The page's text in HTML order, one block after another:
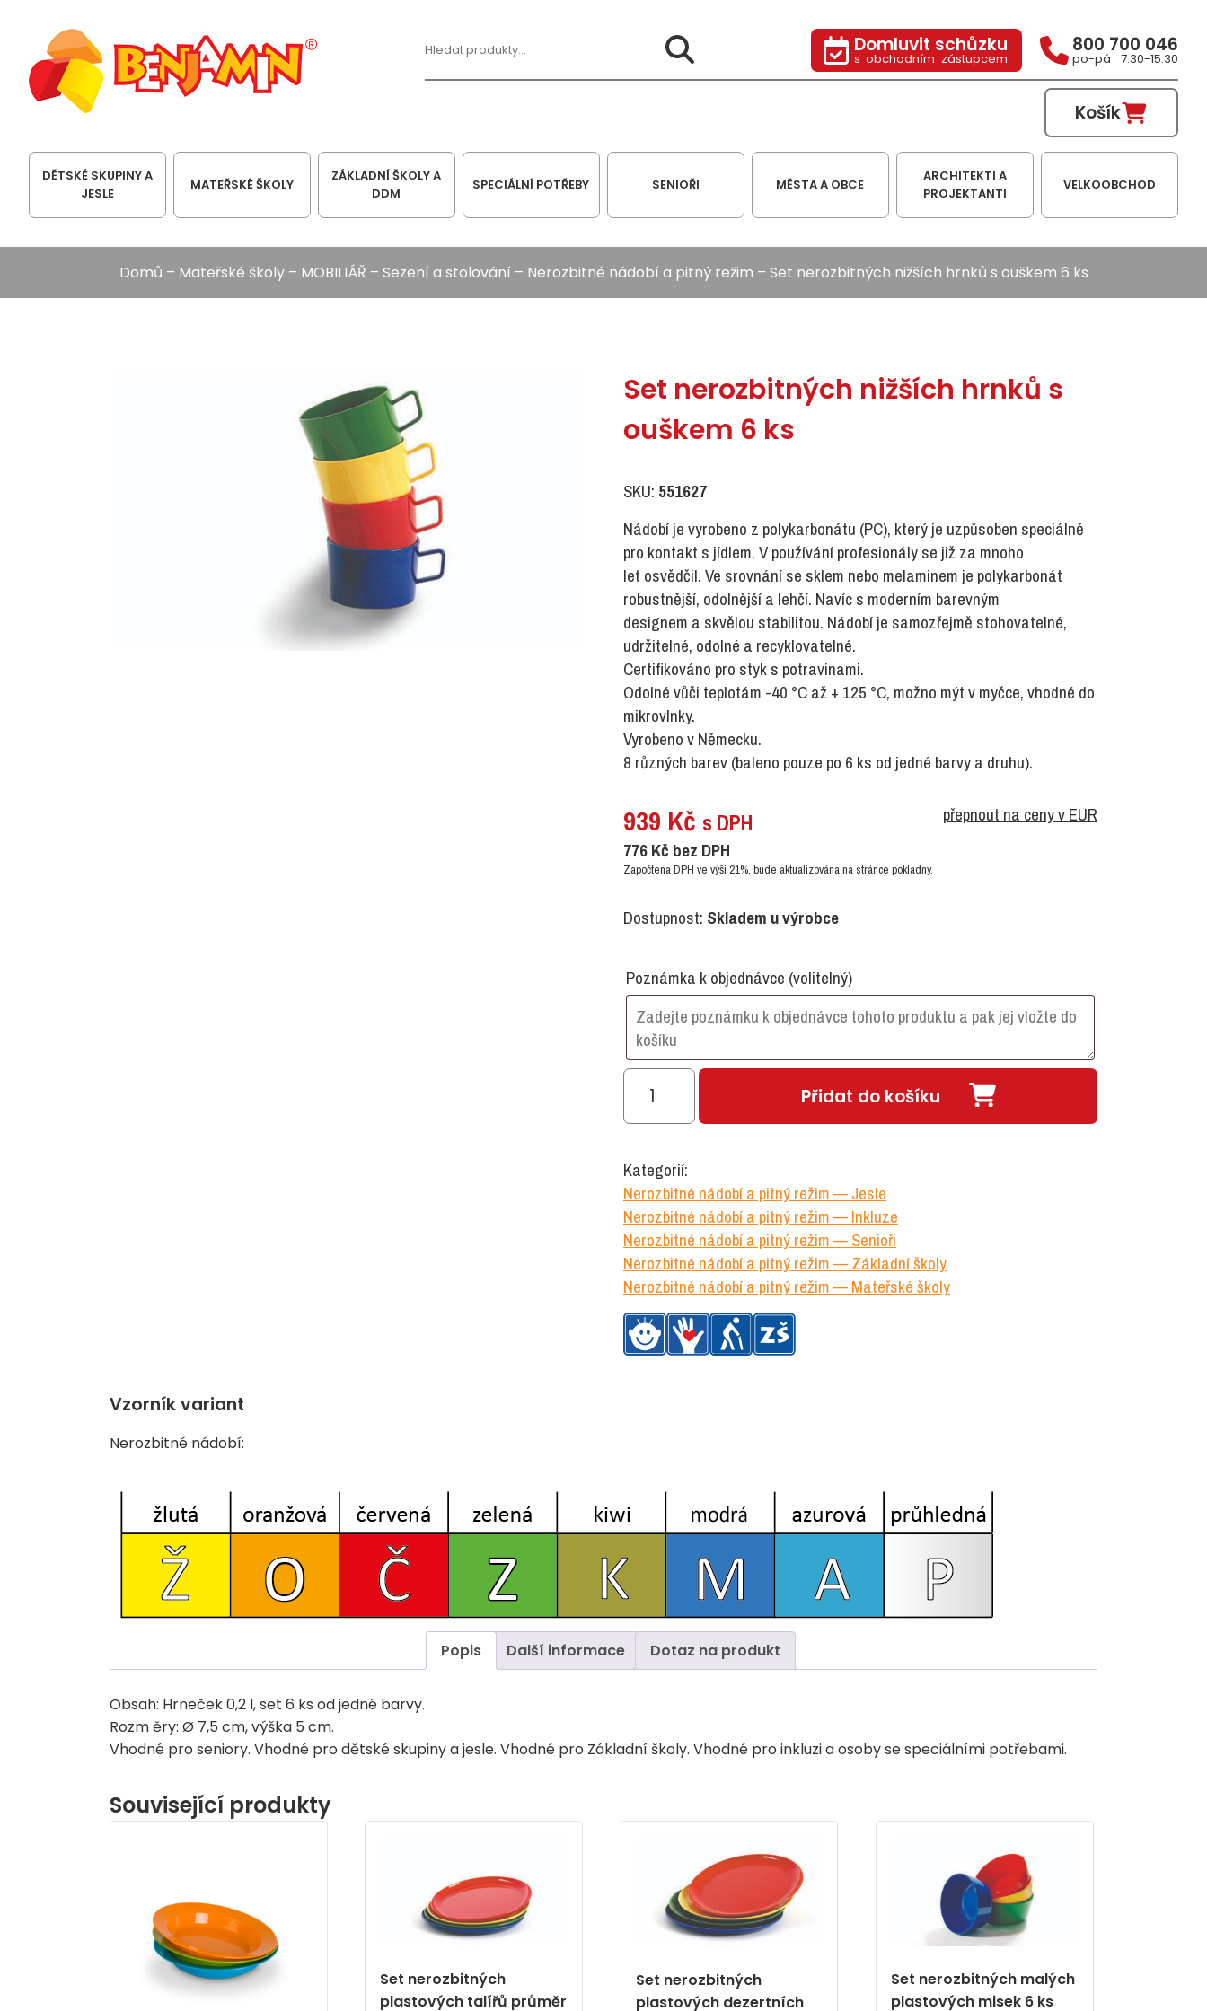
Domluvit schůzku
s obchodním zástupcem
800 700 046
po-pá 7:30-15:30
Hledat:
Košík
DĚTSKÉ SKUPINY A
JESLE
MATEŘSKÉ ŠKOLY
ZÁKLADNÍ ŠKOLY A
DDM
SPECIÁLNÍ POTŘEBY SENIOŘI MĚSTA A OBCE
ARCHITEKTI A
PROJEKTANTI
VELKOOBCHOD
Domů – Mateřské školy– MOBILIÁŘ – Sezení a stolování – Nerozbitné nádobí a pitný režim – Set nerozbitných nižších hrnků s ouškem 6 ks
Set nerozbitných nižších hrnků s
ouškem 6 ks
SKU: 551627
Nádobí je vyrobeno z polykarbonátu (PC), který je uzpůsoben speciálně
pro kontakt s jídlem. V používání profesionály se již za mnoho
let osvědčil. Ve srovnání se sklem nebo melaminem je polykarbonát
robustnější, odolnější a lehčí. Navíc s moderním barevným
designem a skvělou stabilitou. Nádobí je samozřejmě stohovatelné,
udržitelné, odolné a recyklovatelné.
Certifikováno pro styk s potravinami.
Odolné vůči teplotám -40 °C až + 125 °C, možno mýt v myčce, vhodné do
mikrovlnky.
Vyrobeno v Německu.
8 různých barev (baleno pouze po 6 ks od jedné barvy a druhu).
939 Kč s DPH
přepnout na ceny v EUR
776Kč bez DPH
Započtena DPH ve výši 21%, bude aktualizována na stránce pokladny.
Dostupnost: Skladem u výrobce
Poznámka k objednávce (volitelný)
Set
nerozbitných
hrnků
s
ouškem
6
ks
množství
Přidat do košíku
Kategorií:
Nerozbitné nádobí a pitný režim — Jesle
Nerozbitné nádobí a pitný režim — Inkluze
Nerozbitné nádobí a pitný režim — Senioři
Nerozbitné nádobí a pitný režim — Základní školy
Nerozbitné nádobí a pitný režim — Mateřské školy
Vzorník variant
Nerozbitné nádobí:
Popis Další informace Dotaz na produkt
Obsah: Hrneček 0,2 l, set 6 ks od jedné barvy.
Rozm ěry: Ø 7,5 cm, výška 5 cm.
Vhodné pro seniory. Vhodné pro dětské skupiny a jesle. Vhodné pro Základní školy. Vhodné pro inkluzi a osoby se speciálními potřebami.
Související produkty
Set nerozbitných
plastových talířů průměr
Set nerozbitných
plastových dezertních
Set nerozbitných malých
plastových misek 6 ks